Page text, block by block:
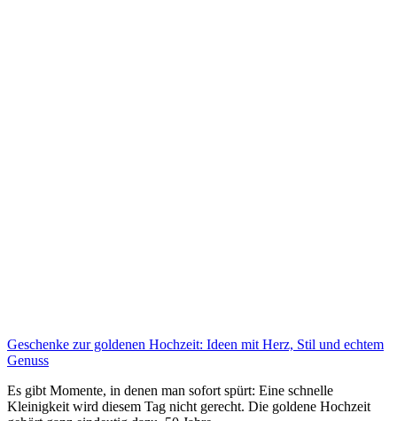
Geschenke zur goldenen Hochzeit: Ideen mit Herz, Stil und echtem
Genuss
Es gibt Momente, in denen man sofort spürt: Eine schnelle
Kleinigkeit wird diesem Tag nicht gerecht. Die goldene Hochzeit